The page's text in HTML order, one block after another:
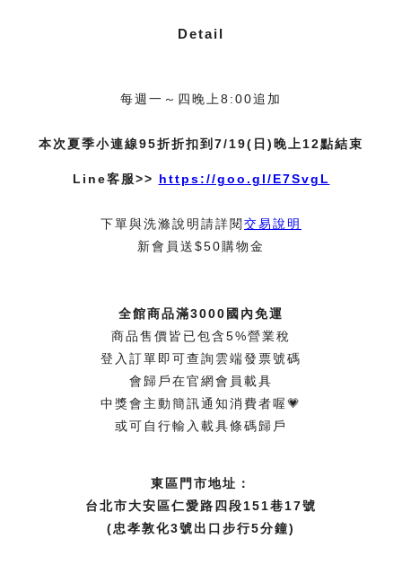
Detail
每週一～四晚上8:00追加
本次夏季小連線95折折扣到7/19(日)晚上12點結束
Line客服>> https://goo.gl/E7SvgL
下單與洗滌說明請詳閱交易說明
新會員送$50購物金
全館商品滿3000國內免運
商品售價皆已包含5%營業稅
登入訂單即可查詢雲端發票號碼
會歸戶在官網會員載具
中獎會主動簡訊通知消費者喔💗
或可自行輸入載具條碼歸戶
東區門市地址：
台北市大安區仁愛路四段151巷17號
(忠孝敦化3號出口步行5分鐘)